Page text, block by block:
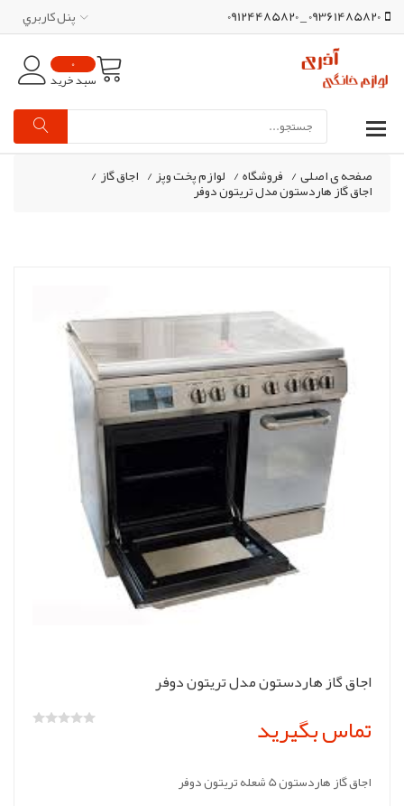
09361485820 _ 09124485820 پنل کاربري
0
سبد خرید
صفحه ی اصلی/ فروشگاه/ لوازم پخت وپز/ اجاق گاز /
اجاق گاز هاردستون مدل تریتون دوفر
اجاق گاز هاردستون مدل تریتون دوفر
تماس بگیرید
اجاق گاز هاردستون 5 شعله تریتون دوفر